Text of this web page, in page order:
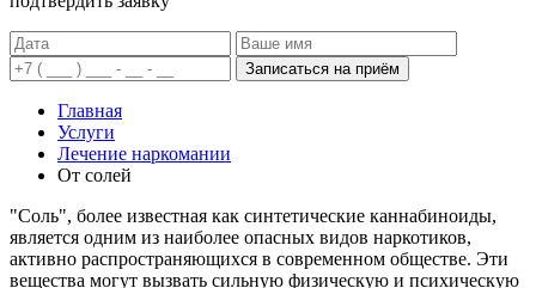
Записаться на приём
Главная
Услуги
Лечение наркомании
От солей
"Соль", более известная как синтетические каннабиноиды,
является одним из наиболее опасных видов наркотиков,
активно распространяющихся в современном обществе. Эти
вещества могут вызвать сильную физическую и психическую